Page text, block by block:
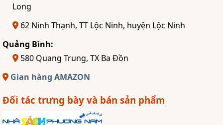
Long
62 Ninh Thạnh, TT Lộc Ninh, huyện Lộc Ninh
Quảng Bình:
580 Quang Trung, TX Ba Đồn
Gian hàng AMAZON
Đối tác trưng bày và bán sản phẩm